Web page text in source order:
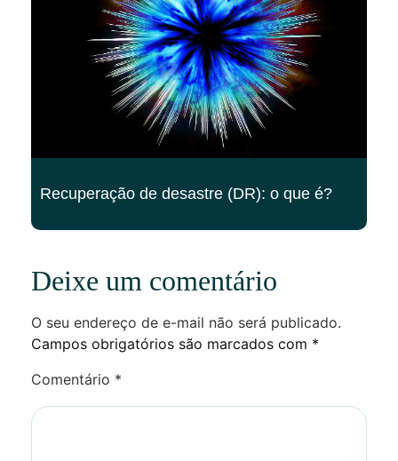
Recuperação de desastre (DR): o que é?
Deixe um comentário
O seu endereço de e-mail não será publicado.
Campos obrigatórios são marcados com *
Comentário *